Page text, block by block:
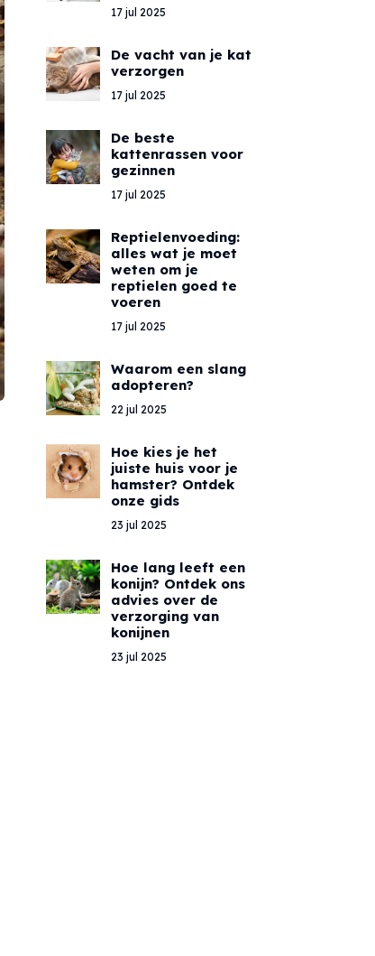
17 jul 2025
De vacht van je kat
verzorgen
17 jul 2025
De beste
kattenrassen voor
gezinnen
17 jul 2025
Reptielenvoeding:
alles wat je moet
weten om je
reptielen goed te
voeren
17 jul 2025
Waarom een slang
adopteren?
22 jul 2025
Hoe kies je het
juiste huis voor je
hamster? Ontdek
onze gids
23 jul 2025
Hoe lang leeft een
konijn? Ontdek ons
advies over de
verzorging van
konijnen
23 jul 2025